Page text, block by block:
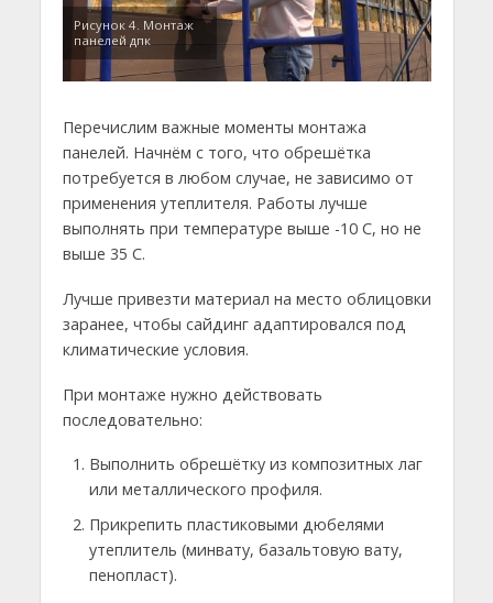
Рисунок 4. Монтаж
панелей дпк
Перечислим важные моменты монтажа
панелей. Начнём с того, что обрешётка
потребуется в любом случае, не зависимо от
применения утеплителя. Работы лучше
выполнять при температуре выше -10 С, но не
выше 35 С.
Лучше привезти материал на место облицовки
заранее, чтобы сайдинг адаптировался под
климатические условия.
При монтаже нужно действовать
последовательно:
Выполнить обрешётку из композитных лаг
или металлического профиля.
Прикрепить пластиковыми дюбелями
утеплитель (минвату, базальтовую вату,
пенопласт).